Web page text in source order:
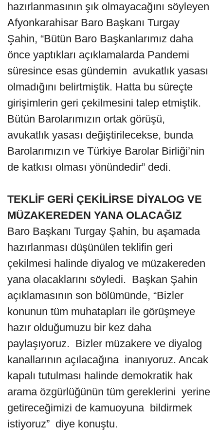
hazırlanmasının şık olmayacağını söyleyen
Afyonkarahisar Baro Başkanı Turgay
Şahin, “Bütün Baro Başkanlarımız daha
önce yaptıkları açıklamalarda Pandemi
süresince esas gündemin avukatlık yasası
olmadığını belirtmiştik. Hatta bu süreçte
girişimlerin geri çekilmesini talep etmiştik.
Bütün Barolarımızın ortak görüşü,
avukatlık yasası değiştirilecekse, bunda
Barolarımızın ve Türkiye Barolar Birliği’nin
de katkısı olması yönündedir” dedi.
TEKLİF GERİ ÇEKİLİRSE DİYALOG VE
MÜZAKEREDEN YANA OLACAĞIZ
Baro Başkanı Turgay Şahin, bu aşamada
hazırlanması düşünülen teklifin geri
çekilmesi halinde diyalog ve müzakereden
yana olacaklarını söyledi. Başkan Şahin
açıklamasının son bölümünde, “Bizler
konunun tüm muhatapları ile görüşmeye
hazır olduğumuzu bir kez daha
paylaşıyoruz. Bizler müzakere ve diyalog
kanallarının açılacağına inanıyoruz. Ancak
kapalı tutulması halinde demokratik hak
arama özgürlüğünün tüm gereklerini yerine
getireceğimizi de kamuoyuna bildirmek
istiyoruz” diye konuştu.